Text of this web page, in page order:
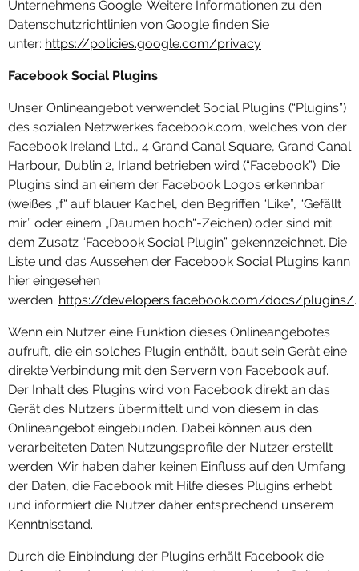
Unternehmens Google. Weitere Informationen zu den
Datenschutzrichtlinien von Google finden Sie
unter: https://policies.google.com/privacy
Facebook Social Plugins
Unser Onlineangebot verwendet Social Plugins (“Plugins”)
des sozialen Netzwerkes facebook.com, welches von der
Facebook Ireland Ltd., 4 Grand Canal Square, Grand Canal
Harbour, Dublin 2, Irland betrieben wird (“Facebook”). Die
Plugins sind an einem der Facebook Logos erkennbar
(weißes „f“ auf blauer Kachel, den Begriffen “Like”, “Gefällt
mir” oder einem „Daumen hoch“-Zeichen) oder sind mit
dem Zusatz “Facebook Social Plugin” gekennzeichnet. Die
Liste und das Aussehen der Facebook Social Plugins kann
hier eingesehen
werden: https://developers.facebook.com/docs/plugins/.
Wenn ein Nutzer eine Funktion dieses Onlineangebotes
aufruft, die ein solches Plugin enthält, baut sein Gerät eine
direkte Verbindung mit den Servern von Facebook auf.
Der Inhalt des Plugins wird von Facebook direkt an das
Gerät des Nutzers übermittelt und von diesem in das
Onlineangebot eingebunden. Dabei können aus den
verarbeiteten Daten Nutzungsprofile der Nutzer erstellt
werden. Wir haben daher keinen Einfluss auf den Umfang
der Daten, die Facebook mit Hilfe dieses Plugins erhebt
und informiert die Nutzer daher entsprechend unserem
Kenntnisstand.
Durch die Einbindung der Plugins erhält Facebook die